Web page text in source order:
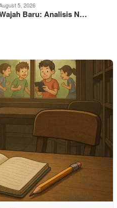
5, 2026
Baru: Analisis N…